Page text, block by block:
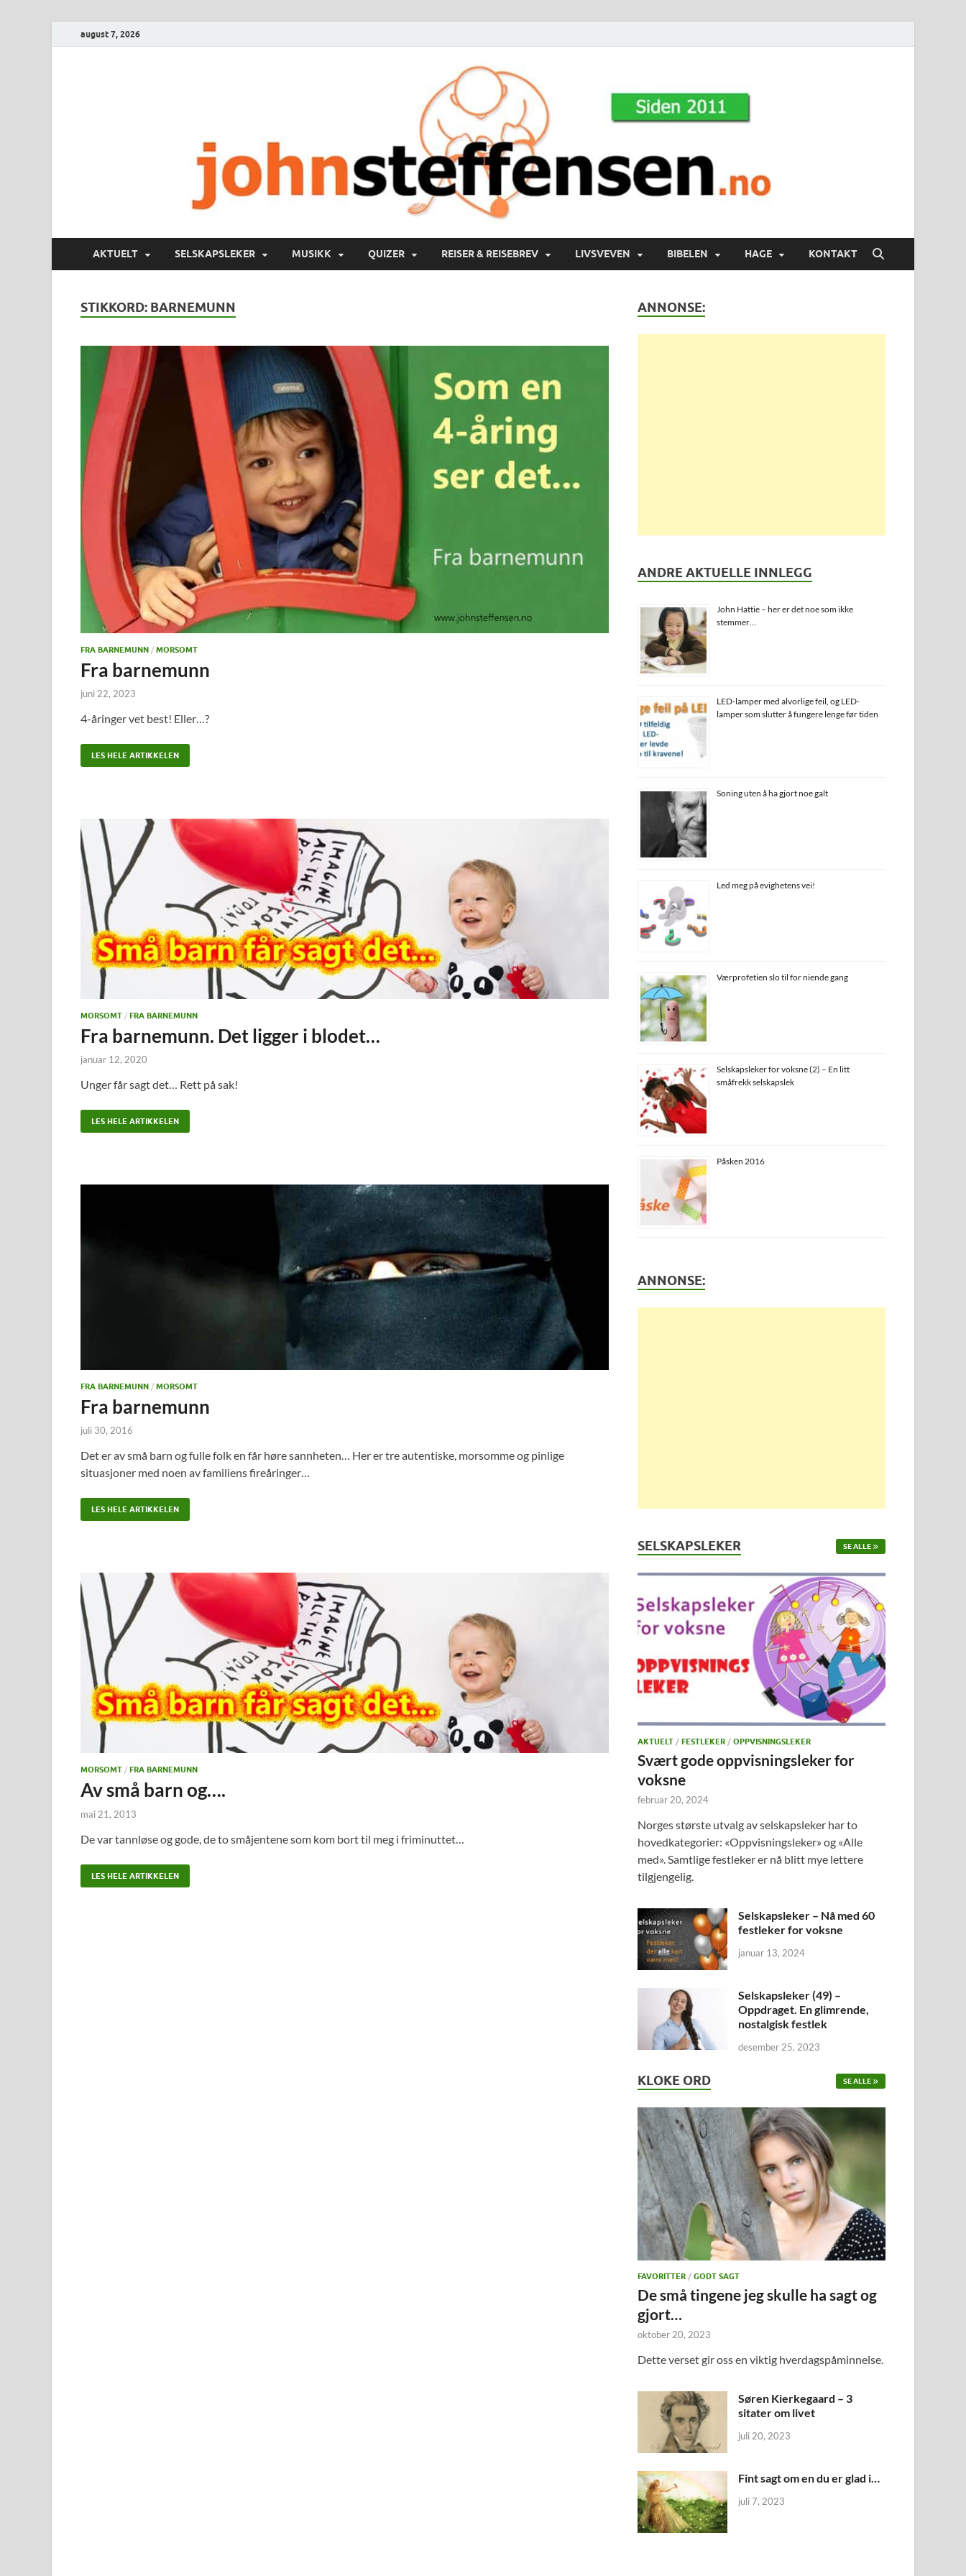
august 7, 2026
AKTUELT SELSKAPSLEKER MUSIKK QUIZER REISER & REISEBREV LIVSVEVEN BIBELEN HAGE KONTAKT
STIKKORD: BARNEMUNN
FRA BARNEMUNN / MORSOMT
Fra barnemunn
juni 22, 2023
4-åringer vet best! Eller…?
LES HELE ARTIKKELEN
MORSOMT / FRA BARNEMUNN
Fra barnemunn. Det ligger i blodet…
januar 12, 2020
Unger får sagt det… Rett på sak!
LES HELE ARTIKKELEN
FRA BARNEMUNN / MORSOMT
Fra barnemunn
juli 30, 2016
Det er av små barn og fulle folk en får høre sannheten… Her er tre autentiske, morsomme og pinlige
situasjoner med noen av familiens fireåringer…
LES HELE ARTIKKELEN
MORSOMT / FRA BARNEMUNN
Av små barn og….
mai 21, 2013
De var tannløse og gode, de to småjentene som kom bort til meg i friminuttet…
LES HELE ARTIKKELEN
ANNONSE:
ANDRE AKTUELLE INNLEGG
John Hattie – her er det noe som ikke
stemmer…
LED-lamper med alvorlige feil, og LED-
lamper som slutter å fungere lenge før tiden
Soning uten å ha gjort noe galt
Led meg på evighetens vei!
Værprofetien slo til for niende gang
Selskapsleker for voksne (2) – En litt
småfrekk selskapslek
Påsken 2016
ANNONSE:
SELSKAPSLEKER SE ALLE
AKTUELT /FESTLEKER /OPPVISNINGSLEKER
Svært gode oppvisningsleker for
voksne
februar 20, 2024
Norges største utvalg av selskapsleker har to
hovedkategorier: «Oppvisningsleker» og «Alle
med». Samtlige festleker er nå blitt mye lettere
tilgjengelig.
Selskapsleker – Nå med 60
festleker for voksne
januar 13, 2024
Selskapsleker (49) –
Oppdraget. En glimrende,
nostalgisk festlek
desember 25, 2023
KLOKE ORD SE ALLE
FAVORITTER /GODT SAGT
De små tingene jeg skulle ha sagt og
gjort…
oktober 20, 2023
Dette verset gir oss en viktig hverdagspåminnelse.
Søren Kierkegaard – 3
sitater om livet
juli 20, 2023
Fint sagt om en du er glad i…
juli 7, 2023